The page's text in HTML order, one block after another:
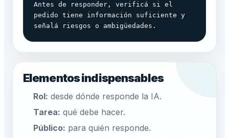
Antes de responder, verificá si el
pedido tiene información suficiente y
señalá riesgos o ambigüedades.
Elementos indispensables
Rol: desde dónde responde la IA.
Tarea: qué debe hacer.
Público: para quién responde.